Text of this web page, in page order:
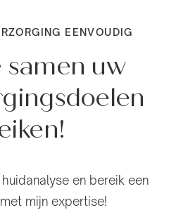
EENVOUDIG
samen uw
en bereik een
mijn expertise!